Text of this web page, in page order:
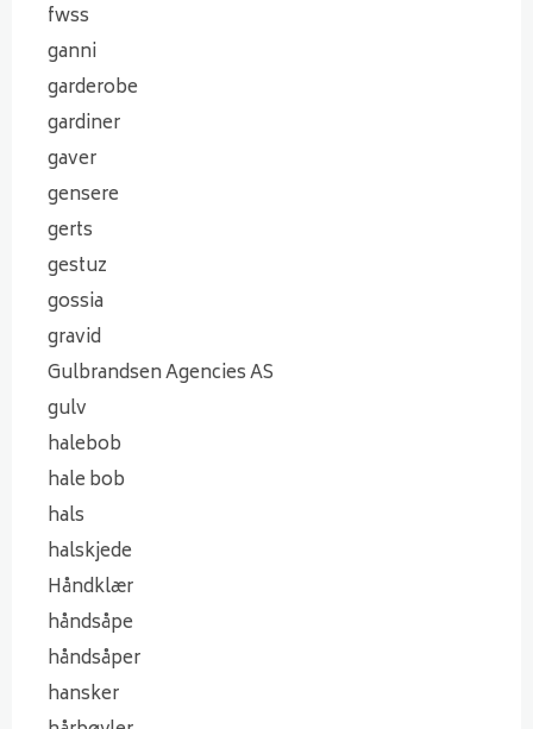
fwss
ganni
garderobe
gardiner
gaver
gensere
gerts
gestuz
gossia
gravid
Gulbrandsen Agencies AS
gulv
halebob
hale bob
hals
halskjede
Håndklær
håndsåpe
håndsåper
hansker